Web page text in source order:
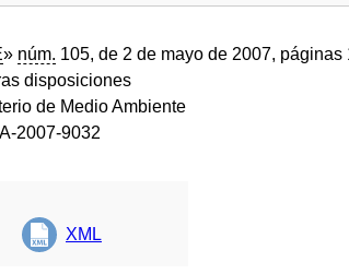
» núm. 105, de 2 de mayo de 2007, páginas
disposiciones
de Medio Ambiente
2007-9032
XML